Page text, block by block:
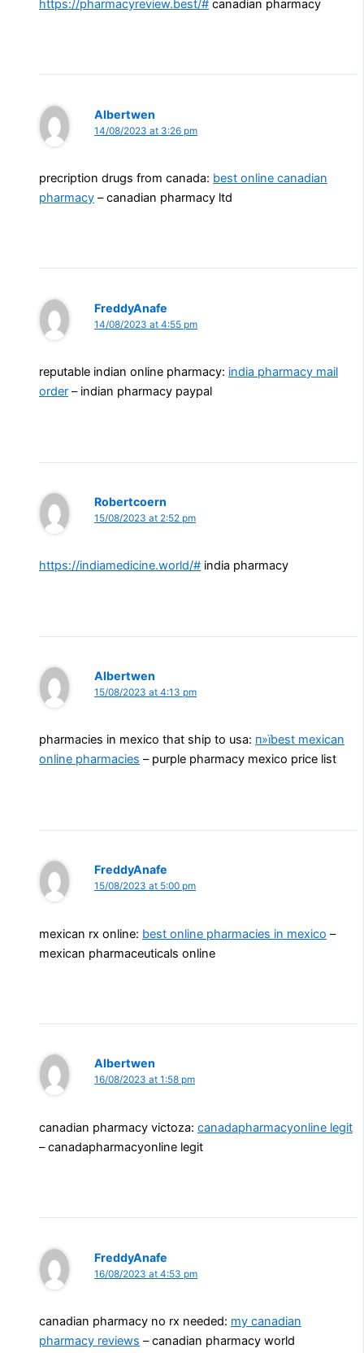
https://pharmacyreview.best/# canadian pharmacy
Albertwen
14/08/2023 at 3:26 pm
precription drugs from canada: best online canadian
pharmacy – canadian pharmacy ltd
FreddyAnafe
14/08/2023 at 4:55 pm
reputable indian online pharmacy: india pharmacy mail
order – indian pharmacy paypal
Robertcoern
15/08/2023 at 2:52 pm
https://indiamedicine.world/# india pharmacy
Albertwen
15/08/2023 at 4:13 pm
pharmacies in mexico that ship to usa: п»їbest mexican
online pharmacies – purple pharmacy mexico price list
FreddyAnafe
15/08/2023 at 5:00 pm
mexican rx online: best online pharmacies in mexico –
mexican pharmaceuticals online
Albertwen
16/08/2023 at 1:58 pm
canadian pharmacy victoza: canadapharmacyonline legit
– canadapharmacyonline legit
FreddyAnafe
16/08/2023 at 4:53 pm
canadian pharmacy no rx needed: my canadian
pharmacy reviews – canadian pharmacy world